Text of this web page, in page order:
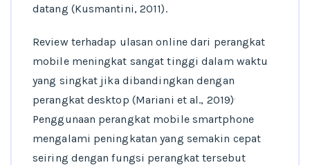
datang (Kusmantini, 2011).
Review terhadap ulasan online dari perangkat
mobile meningkat sangat tinggi dalam waktu
yang singkat jika dibandingkan dengan
perangkat desktop (Mariani et al., 2019).
Penggunaan perangkat mobile smartphone
mengalami peningkatan yang semakin cepat
seiring dengan fungsi perangkat tersebut